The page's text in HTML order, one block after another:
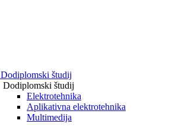
Dodiplomski študij
Dodiplomski študij
Elektrotehnika
Aplikativna elektrotehnika
Multimedija